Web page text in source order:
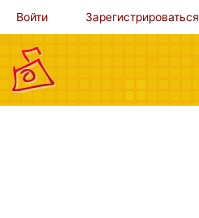
Войти Зарегистрироваться